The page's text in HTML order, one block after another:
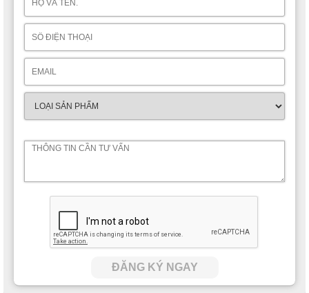
ĐĂNG KÝ NGAY